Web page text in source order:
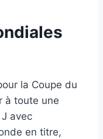
la Coupe du
à toute une
avec
en titre,